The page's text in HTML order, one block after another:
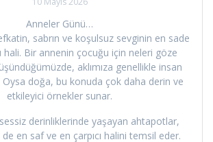
Anneler Günü…
sabrın ve koşulsuz sevginin en sade
hali. Bir annenin çocuğu için neleri göze
aklımıza genellikle insan
Oysa doğa, bu konuda çok daha derin ve
etkileyici örnekler sunar.
derinliklerinde yaşayan ahtapotlar,
en saf ve en çarpıcı halini temsil eder.